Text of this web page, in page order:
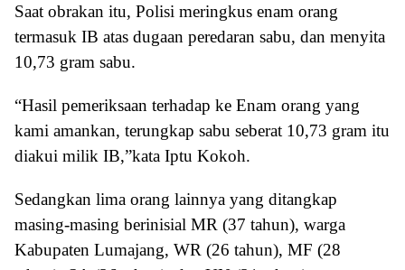
Saat obrakan itu, Polisi meringkus enam orang
termasuk IB atas dugaan peredaran sabu, dan menyita
10,73 gram sabu.
“Hasil pemeriksaan terhadap ke Enam orang yang
kami amankan, terungkap sabu seberat 10,73 gram itu
diakui milik IB,”kata Iptu Kokoh.
Sedangkan lima orang lainnya yang ditangkap
masing-masing berinisial MR (37 tahun), warga
Kabupaten Lumajang, WR (26 tahun), MF (28